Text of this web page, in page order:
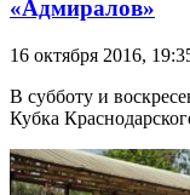
«Адмиралов»
16 октября 2016,
В субботу и
Кубка